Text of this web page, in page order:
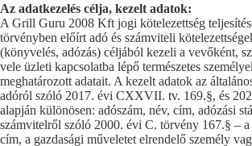
Az adatkezelés célja, kezelt adatok:
A Grill Guru 2008 Kft jogi kötelezettség
törvényben előírt adó és számviteli
(könyvelés, adózás) céljából kezeli a vevőként,
vele üzleti kapcsolatba lépő természetes
meghatározott adatait. A kezelt adatok az
adóról szóló 2017. évi CXXVII. tv. 169.§, és
alapján különösen: adószám, név, cím, adózási
számvitelről szóló 2000. évi C. törvény 167.§ – a
cím, a gazdasági műveletet elrendelő személy